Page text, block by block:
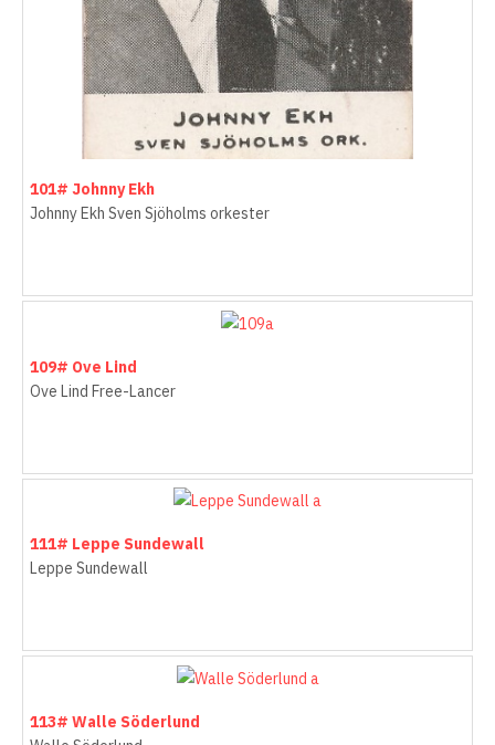
101# Johnny Ekh
Johnny Ekh Sven Sjöholms orkester
109# Ove Lind
Ove Lind Free-Lancer
111# Leppe Sundewall
Leppe Sundewall
113# Walle Söderlund